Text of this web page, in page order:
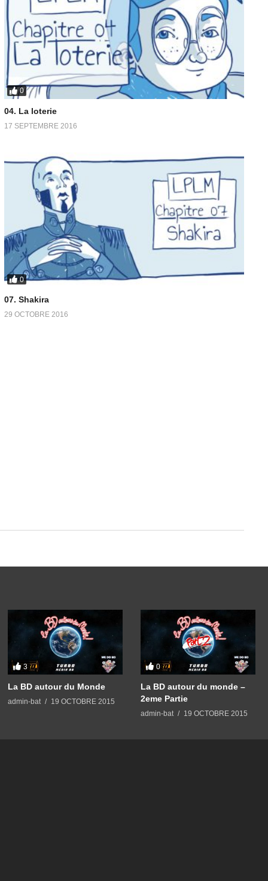
0
04. La loterie
17 SEPTEMBRE 2016
0
07. Shakira
29 OCTOBRE 2016
3
La BD autour du Monde
admin-bat 19 OCTOBRE 2015
0
La BD autour du monde –
2eme Partie
admin-bat 19 OCTOBRE 2015